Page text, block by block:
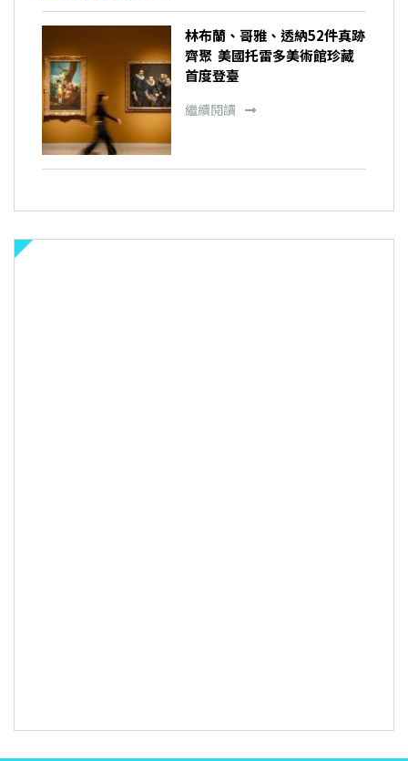
林布蘭、哥雅、透納52件真跡
齊聚 美國托雷多美術館珍藏
首度登臺
繼續閱讀